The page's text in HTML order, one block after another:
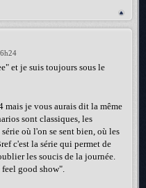
et je suis toujours sous le
mais je vous aurais dit la même
sont classiques, les
où l'on se sent bien, où les
c'est la série qui permet de
les soucis de la journée.
feel good show".